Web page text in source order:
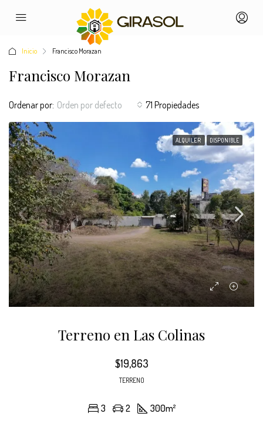
Inicio Francisco Morazan
Francisco Morazan
71 Propiedades
Ordenar por: Orden por defecto
ALQUILER DISPONIBLE
Terreno en Las Colinas
$19,863
TERRENO
3 2 300m²